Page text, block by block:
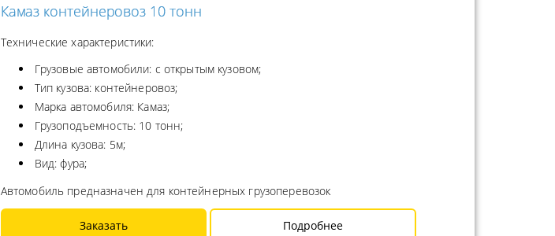
Камаз контейнеровоз 10 тонн
Технические характеристики:
Грузовые автомобили: с открытым кузовом;
Тип кузова: контейнеровоз;
Марка автомобиля: Камаз;
Грузоподъемность: 10 тонн;
Длина кузова: 5м;
Вид: фура;
Автомобиль предназначен для контейнерных грузоперевозок
Заказать Подробнее